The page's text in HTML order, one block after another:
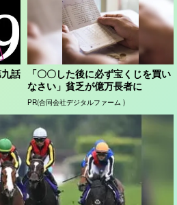
話
「〇〇した後に必ず宝くじを買い
なさい」貧乏が億万長者に
PR(合同会社デジタルファーム )